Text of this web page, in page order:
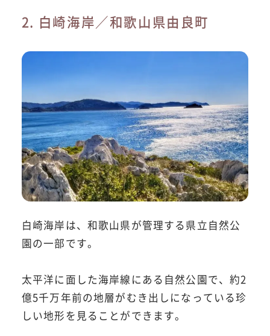
2. 白崎海岸／和歌山県由良町
白崎海岸は、和歌山県が管理する県立自然公
園の一部です。
太平洋に面した海岸線にある自然公園で、約2
億5千万年前の地層がむき出しになっている珍
しい地形を見ることができます。